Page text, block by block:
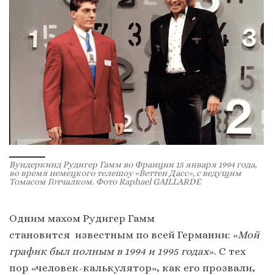
Вундеркинд Рудигер Гамм во Франции 15 января 1994 года,
во время немецкого телешоу «Веттен Дасс», с ведущим
Томасом Готчалком. Фото Raphael GAILLARDE
Одним махом Рудигер Гамм
становится известным по всей Германии: «Мой
график был полным в 1994 и 1995 годах». С тех
пор «человек-калькулятор», как его прозвали,